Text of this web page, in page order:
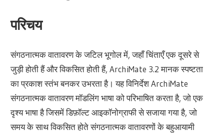
परिचय
संगठनात्मक वातावरण के जटिल भूगोल में, जहाँ चिंताएँ एक दूसरे से
जुड़ी होती हैं और विकसित होती हैं, ArchiMate 3.2 मानक स्पष्टता
का प्रकाश स्तंभ बनकर उभरता है। यह विनिर्देश ArchiMate
संगठनात्मक वातावरण मॉडलिंग भाषा को परिभाषित करता है, जो एक
दृश्य भाषा है जिसमें डिफ़ॉल्ट आइकॉनोग्राफी से सजाया गया है, जो
समय के साथ विकसित होते संगठनात्मक वातावरणों के बहुआयामी